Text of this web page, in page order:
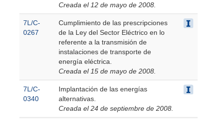
Creada el 12 de mayo de 2008.
7L/C-
0267
Cumplimiento de las prescripciones
de la Ley del Sector Eléctrico en lo
referente a la transmisión de
instalaciones de transporte de
energía eléctrica.
Creada el 15 de mayo de 2008.
7L/C-
0340
Implantación de las energías
alternativas.
Creada el 24 de septiembre de 2008.